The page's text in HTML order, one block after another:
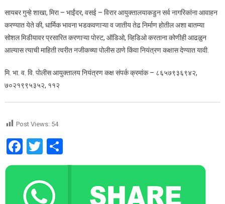
सायबर गुन्हे शाखा, मिरा – भाईंदर, वसई – विरार आयुक्तालयाकडुन सर्व नागरिकांना आवाहन
करण्यात येते की, धार्मिक भावना भडकवणाऱ्या व जातीय तेढ निर्माण होतील अशा बातम्या
सोशल मिडीयावर प्रसारित करणाऱ्या पोस्ट, ऑडिओ, व्हिडिओ करताना कोणीही आढळुन
आल्यास त्याची माहिती त्वरीत नजीकच्या पोलीस ठाणे किंवा नियंत्रण कक्षास देण्यात यावी.
मि. भा. व. वि. पोलीस आयुक्तालय नियंत्रण कक्ष संपर्क क्रमांक – ८६५७९३६९४२,
७०२१९९५३५२, ११२
Post Views: 54
Facebook
Twitter
Share